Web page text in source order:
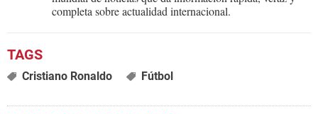
completa sobre actualidad internacional.
Cristiano Ronaldo Fútbol